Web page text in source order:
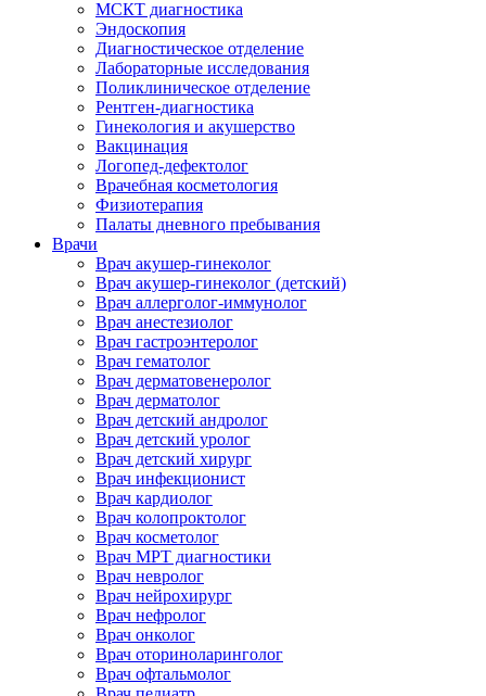
МСКТ диагностика
Эндоскопия
Диагностическое отделение
Лабораторные исследования
Поликлиническое отделение
Рентген-диагностика
Гинекология и акушерство
Вакцинация
Логопед-дефектолог
Врачебная косметология
Физиотерапия
Палаты дневного пребывания
Врачи
Врач акушер-гинеколог
Врач акушер-гинеколог (детский)
Врач аллерголог-иммунолог
Врач анестезиолог
Врач гастроэнтеролог
Врач гематолог
Врач дерматовенеролог
Врач дерматолог
Врач детский андролог
Врач детский уролог
Врач детский хирург
Врач инфекционист
Врач кардиолог
Врач колопроктолог
Врач косметолог
Врач МРТ диагностики
Врач невролог
Врач нейрохирург
Врач нефролог
Врач онколог
Врач оториноларинголог
Врач офтальмолог